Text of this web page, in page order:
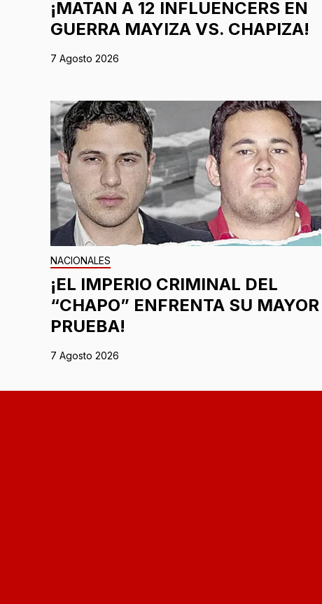
¡MATAN A 12 INFLUENCERS EN
GUERRA MAYIZA VS. CHAPIZA!
7 Agosto 2026
NACIONALES
¡EL IMPERIO CRIMINAL DEL
“CHAPO” ENFRENTA SU MAYOR
PRUEBA!
7 Agosto 2026